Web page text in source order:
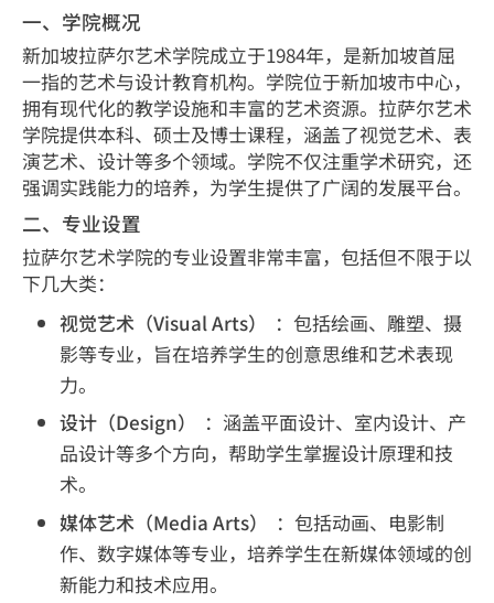
一、学院概况
新加坡拉萨尔艺术学院成立于1984年，是新加坡首屈
一指的艺术与设计教育机构。学院位于新加坡市中心，
拥有现代化的教学设施和丰富的艺术资源。拉萨尔艺术
学院提供本科、硕士及博士课程，涵盖了视觉艺术、表
演艺术、设计等多个领域。学院不仅注重学术研究，还
强调实践能力的培养，为学生提供了广阔的发展平台。
二、专业设置
拉萨尔艺术学院的专业设置非常丰富，包括但不限于以
下几大类：
视觉艺术（Visual Arts）
：包括绘画、雕塑、摄
影等专业，旨在培养学生的创意思维和艺术表现
力。
设计（Design）
：涵盖平面设计、室内设计、产
品设计等多个方向，帮助学生掌握设计原理和技
术。
媒体艺术（Media Arts）
：包括动画、电影制
作、数字媒体等专业，培养学生在新媒体领域的创
新能力和技术应用。